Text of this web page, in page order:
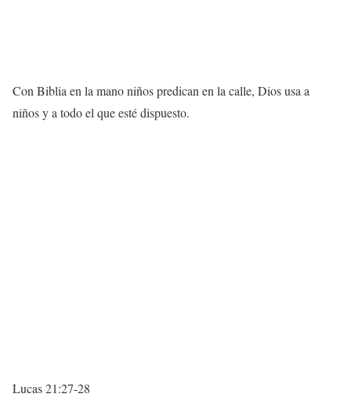
Con Biblia en la mano niños predican en la calle, Dios usa a
niños y a todo el que esté dispuesto.
Lucas 21:27-28